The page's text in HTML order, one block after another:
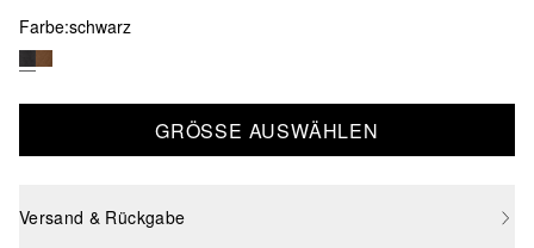
Farbe:schwarz
GRÖSSE AUSWÄHLEN
Versand & Rückgabe